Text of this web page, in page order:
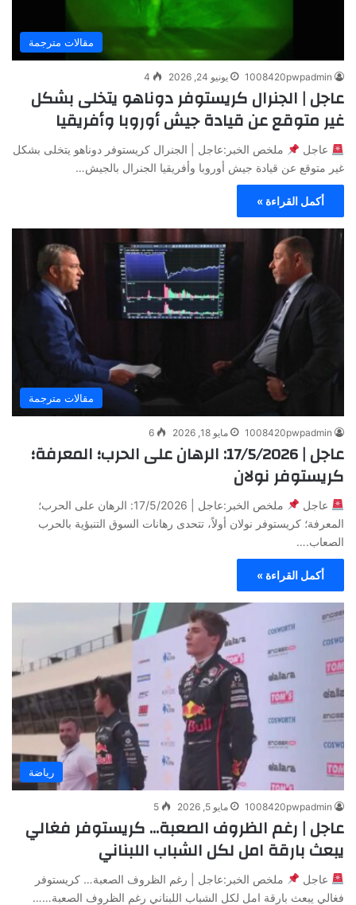
مقالات مترجمة
1008420pwpadmin يونيو 24, 2026 4
عاجل | الجنرال كريستوفر دوناهو يتخلى بشكل
غير متوقع عن قيادة جيش أوروبا وأفريقيا
عاجل
ملخص الخبر:عاجل | الجنرال كريستوفر دوناهو يتخلى بشكل
غير متوقع عن قيادة جيش أوروبا وأفريقيا الجنرال بالجيش…
أكمل القراءة »
مقالات مترجمة
1008420pwpadmin مايو 18, 2026 6
عاجل | 17/5/2026: الرهان على الحرب؛ المعرفة؛
كريستوفر نولان
عاجل
ملخص الخبر:عاجل | 17/5/2026: الرهان على الحرب؛
المعرفة؛ كريستوفر نولان أولاً، تتحدى رهانات السوق التنبؤية بالحرب
الصعاب.…
أكمل القراءة »
رياضة
1008420pwpadmin مايو 5, 2026 5
عاجل | رغم الظروف الصعبة… كريستوفر فغالي
يبعث بارقة امل لكل الشباب اللبناني
عاجل
ملخص الخبر:عاجل | رغم الظروف الصعبة… كريستوفر
فغالي يبعث بارقة امل لكل الشباب اللبناني رغم الظروف الصعبة……